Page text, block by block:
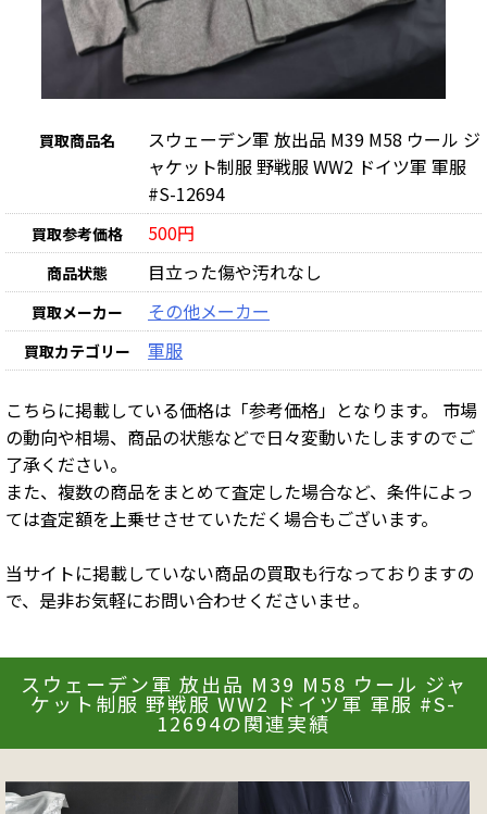
買取商品名
スウェーデン軍 放出品 M39 M58 ウール ジ
ャケット制服 野戦服 WW2 ドイツ軍 軍服
#S-12694
買取参考価格 500円
商品状態 目立った傷や汚れなし
買取メーカー その他メーカー
買取カテゴリー 軍服
こちらに掲載している価格は「参考価格」となります。 市場
の動向や相場、商品の状態などで日々変動いたしますのでご
了承ください。
また、複数の商品をまとめて査定した場合など、条件によっ
ては査定額を上乗せさせていただく場合もございます。
当サイトに掲載していない商品の買取も行なっておりますの
で、是非お気軽にお問い合わせくださいませ。
スウェーデン軍 放出品 M39 M58 ウール ジャ
ケット制服 野戦服 WW2 ドイツ軍 軍服 #S-
12694の関連実績